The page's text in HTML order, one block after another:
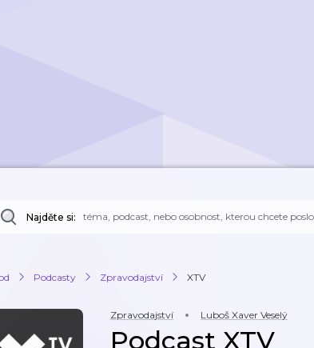
Najděte si:
Podcasty Zpravodajství XTV
Zpravodajství Luboš Xaver Veselý
Podcast XTV